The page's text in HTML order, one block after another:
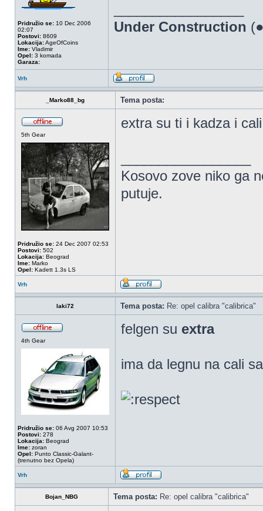
Pridružio se: 10 Dec 2006
02:07
Postovi: 8609
Lokacija:AgeOfCoins
Ime: Vladimir
Opel: 3 komada
Garaza:
Under Construction
Vrh
_Marko88_bg Tema posta:
5th Gear
Pridružio se: 24 Dec 2007 02:53
Postovi: 502
Lokacija: Beograd
Ime: Marko
Opel: Kadett 1.3s LS
extra su ti i kadza i
Kosovo zove niko ga
putuje.
Vrh
laki72 Tema posta: Re: opel calibra "calibrica"
4th Gear
Pridružio se: 06 Avg 2007 10:53
Postovi: 278
Lokacija: Beograd
Ime: zoran
Opel: Punto Classic-Galant-
(trenutno bez Opela)
felgen su extra
ima da legnu na cali
Vrh
Bojan_NBG Tema posta: Re: opel calibra "calibrica"